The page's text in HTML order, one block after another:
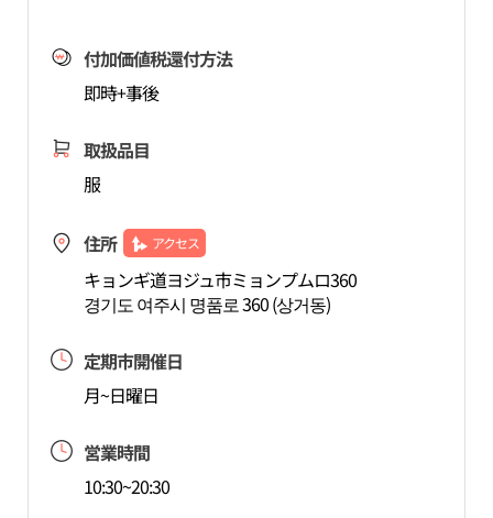
付加価値税還付方法
即時+事後
取扱品目
服
住所 アクセス
キョンギ道ヨジュ市ミョンプムロ360
경기도 여주시 명품로 360 (상거동)
定期市開催日
月~日曜日
営業時間
10:30~20:30